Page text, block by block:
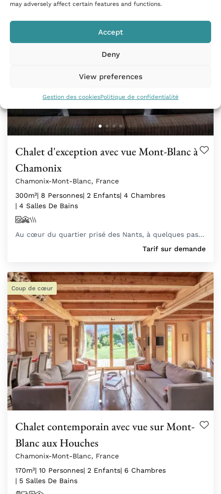
may adversely affect certain features and functions.
Accept
Deny
View preferences
Gestion des cookiesPolitique de confidentialité
Chalet d'exception avec vue Mont-Blanc à
Chamonix
Chamonix-Mont-Blanc, France
300m²| 8 Personnes| 2 Enfants| 4 Chambres
| 4 Salles De Bains
Au cœur du quartier prisé des Nants, à quelques pas…
Tarif sur demande
Coup de cœur
Chalet contemporain avec vue sur Mont-
Blanc aux Houches
Chamonix-Mont-Blanc, France
170m²| 10 Personnes| 2 Enfants| 6 Chambres
| 5 Salles De Bains